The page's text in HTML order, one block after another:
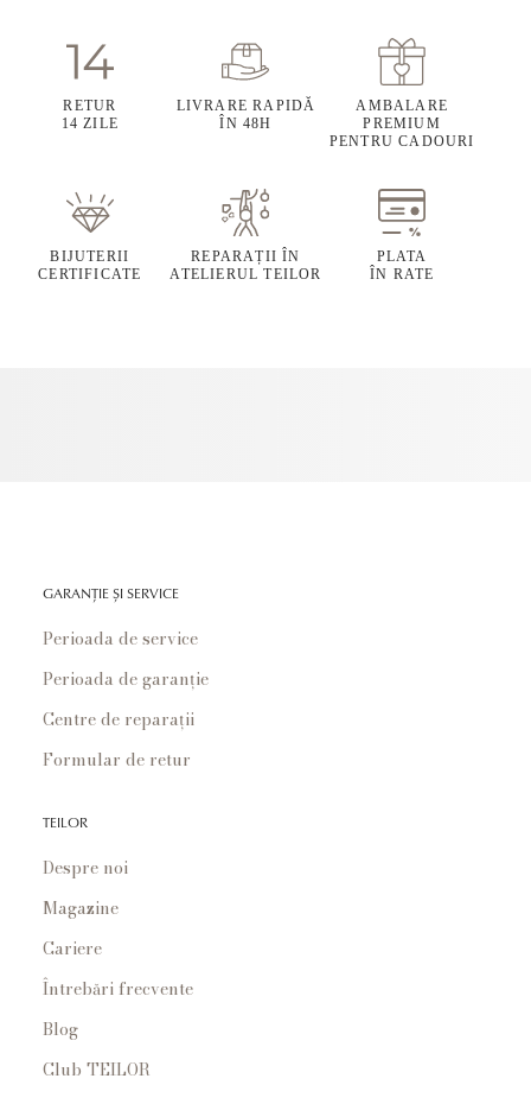
RETUR
14 ZILE
LIVRARE RAPIDĂ
ÎN 48H
AMBALARE
PREMIUM
PENTRU CADOURI
BIJUTERII
CERTIFICATE
REPARAȚII ÎN
ATELIERUL TEILOR
PLATA
ÎN RATE
GARANȚIE ȘI SERVICE
Perioada de service
Perioada de garanție
Centre de reparații
Formular de retur
TEILOR
Despre noi
Magazine
Cariere
Întrebări frecvente
Blog
Club TEILOR